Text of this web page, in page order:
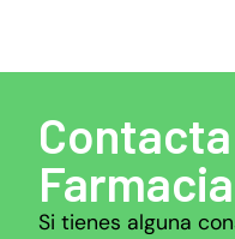
Si tienes alguna